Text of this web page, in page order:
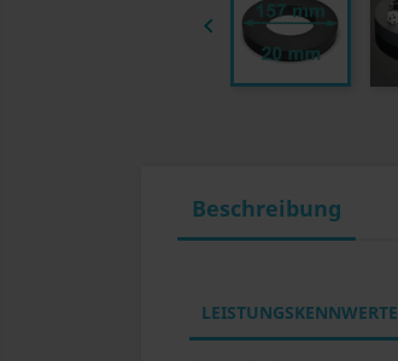

Beschreibung
LEISTUNGSKENNWERTE